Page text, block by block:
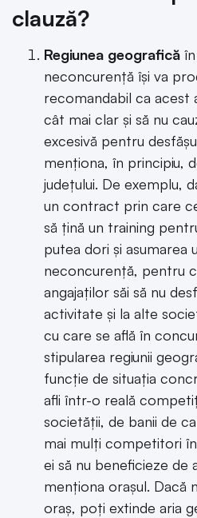
clauză?
Regiunea geografică
neconcurență își va
recomandabil ca acest
cât mai clar și să nu
excesivă pentru
menționa, în principiu,
județului. De exemplu,
un contract prin care
să țină un training
putea dori și asumarea
neconcurență, pentru
angajaților săi să nu
activitate și la alte
cu care se află în
stipularea regiunii
funcție de situația
afli într-o reală
societății, de banii de
mai mulți competitori
ei să nu beneficieze de
menționa orașul. Dacă
oraș, poți extinde aria